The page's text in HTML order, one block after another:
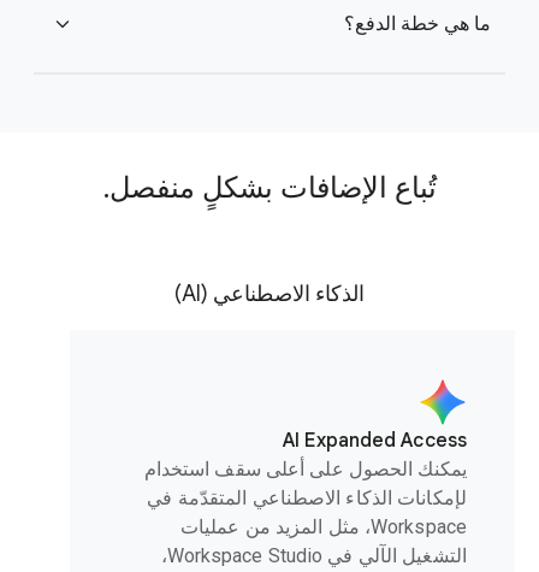
ما هي خطة الدفع؟ expand_more
تُباع الإضافات بشكلٍ منفصل.
الذكاء الاصطناعي (AI)
AI Expanded Access
يمكنك الحصول على أعلى سقف استخدام
لإمكانات الذكاء الاصطناعي المتقدّمة في
Workspace، مثل المزيد من عمليات
التشغيل الآلي في Workspace Studio،